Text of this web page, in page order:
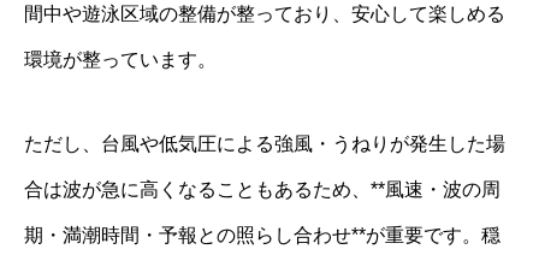
間中や遊泳区域の整備が整っており、安心して楽しめる
環境が整っています。
ただし、台風や低気圧による強風・うねりが発生した場
合は波が急に高くなることもあるため、**風速・波の周
期・満潮時間・予報との照らし合わせ**が重要です。穏